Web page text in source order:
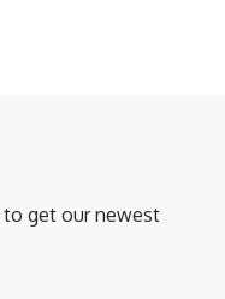
get our newest